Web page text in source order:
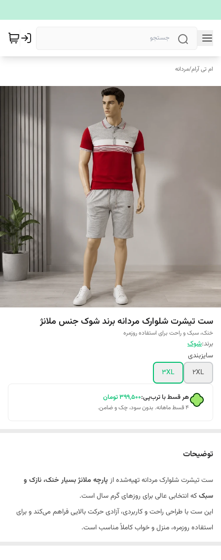
ام تی آرام/مردانه
ست تیشرت شلوارک مردانه برند شوک جنس ملانژ
خنک، سبک و راحت برای استفاده روزمره
برند:شوک
سایزبندی
2XL
3XL
هر قسط با ترب‌پی:۳۹۹٬۵۰۰تومان
۴ قسط ماهانه. بدون سود، چک و ضامن.
توضیحات
ست تیشرت شلوارک مردانه تهیه‌شده از پارچه ملانژ بسیار خنک، نازک و
سبککه انتخابی عالی برای روزهای گرم سال است.
این ست با طراحی راحت و کاربردی، آزادی حرکت بالایی فراهم می‌کند و برای
استفاده روزمره، منزل و خواب کاملاً مناسب است.